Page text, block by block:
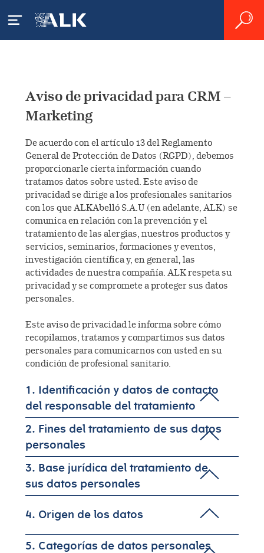
Presencia mundial
Producción
Organización
Historia
Valores
Propietarios
Colaboraciones y
Transferencias de Valor
Pacientes
¿Qué es la alergia?
Alergia a los ácaros del polvo
Alergia al polen
Vivir con la alergia
Impacto Socioeconómico
¿Qué es el asma alérgica?
¿Cómo se diagnostica una
alergia?
Tratamiento de la alergia
Profesionales
sanitarios
Tratamiento de la alergia y el
asma
Productos
Inicio del tratamiento
Desarrollo clínico
Farmacias
Producto
Información Pacientes
I+D
Comprensión de la
inmunoterapia
Cartera de productos de I+D
Investigación
Medios
Contáctanos
Atención al cliente
Puestos vacantes
Aviso de privacidad para CRM –
Marketing
De acuerdo con el artículo 13 del Reglamento
General de Protección de Datos (RGPD), debemos
proporcionarle cierta información cuando
tratamos datos sobre usted. Este aviso de
privacidad se dirige a los profesionales sanitarios
con los que ALKAbelló S.A.U (en adelante, ALK) se
comunica en relación con la prevención y el
tratamiento de las alergias, nuestros productos y
servicios, seminarios, formaciones y eventos,
investigación científica y, en general, las
actividades de nuestra compañía. ALK respeta su
privacidad y se compromete a proteger sus datos
personales.
Este aviso de privacidad le informa sobre cómo
recopilamos, tratamos y compartimos sus datos
personales para comunicarnos con usted en su
condición de profesional sanitario.
1. Identificación y datos de contacto
del responsable del tratamiento
2. Fines del tratamiento de sus datos
personales
3. Base jurídica del tratamiento de
sus datos personales
4. Origen de los datos
5. Categorías de datos personales